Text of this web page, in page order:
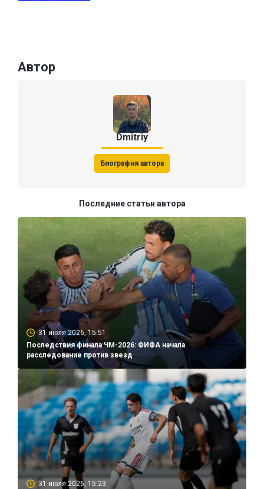
Автор
Dmitriy
Биография автора
Последние статьи автора
31 июля 2026, 15:51
Последствия финала ЧМ-2026: ФИФА начала
расследование против звезд
31 июля 2026, 15:23